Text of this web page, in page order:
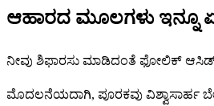
ಆಹಾರದ ಮೂಲಗಳು ಇನ್ನೂ
ನೀವು ಶಿಫಾರಸು ಮಾಡಿದಂತೆ ಫೋಲಿಕ್ ಆಸಿಡ್
ಮೊದಲನೆಯದಾಗಿ, ಪೂರಕವು ವಿಶ್ವಾಸಾರ್ಹ